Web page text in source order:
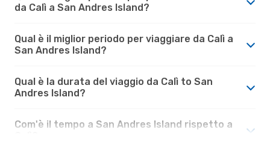
da Calì a San Andres Island?
Qual è il miglior periodo per viaggiare da Calì a
San Andres Island?
Qual è la durata del viaggio da Calì to San
Andres Island?
Com'è il tempo a San Andres Island rispetto a